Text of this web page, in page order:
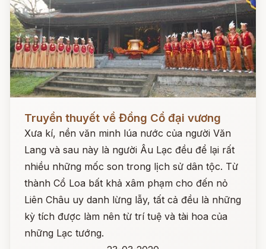
Đọc ngay
Truyền thuyết về Đồng Cổ đại vương
Xưa kí, nền văn minh lúa nước của người Văn
Lang và sau này là người Âu Lạc đều để lại rất
nhiều những mốc son trong lịch sử dân tộc. Từ
thành Cổ Loa bất khả xâm phạm cho đến nỏ
Liên Châu uy danh lừng lẫy, tất cả đều là những
kỳ tích được làm nên từ trí tuệ và tài hoa của
những Lạc tướng.